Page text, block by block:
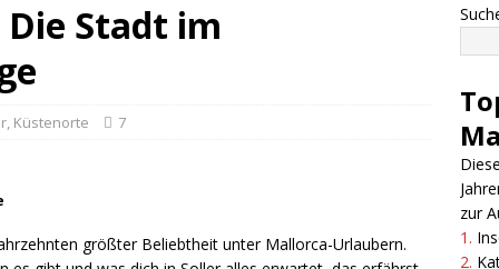
Stadt im
Küstenorte 7
größter Beliebtheit unter Mallorca-Urlaubern.
zur
1.
2.